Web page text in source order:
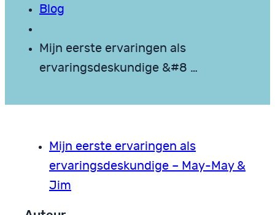
Blog
Mijn eerste ervaringen als
ervaringsdeskundige &#8 …
Mijn eerste ervaringen als
ervaringsdeskundige – May-May &
Jim